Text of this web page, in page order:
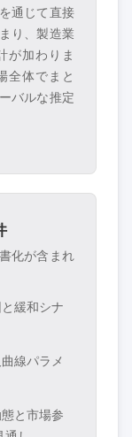
通じて直接
り、製造業
が加わりま
全体でまと
バルな推定
化が含まれ
緩和シナ
線パラメ
と市場参